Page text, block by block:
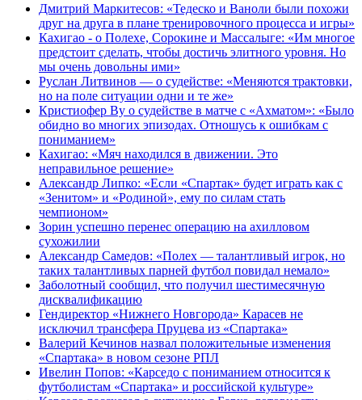
Дмитрий Маркитесов: «Тедеско и Ваноли были похожи
друг на друга в плане тренировочного процесса и игры»
Кахигао - о Полехе, Сорокине и Массалыге: «Им многое
предстоит сделать, чтобы достичь элитного уровня. Но
мы очень довольны ими»
Руслан Литвинов — о судействе: «Меняются трактовки,
но на поле ситуации одни и те же»
Кристиофер Ву о судействе в матче с «Ахматом»: «Было
обидно во многих эпизодах. Отношусь к ошибкам с
пониманием»
Кахигао: «Мяч находился в движении. Это
неправильное решение»
Александр Липко: «Если «Спартак» будет играть как с
«Зенитом» и «Родиной», ему по силам стать
чемпионом»
Зорин успешно перенес операцию на ахилловом
сухожилии
Александр Самедов: «Полех — талантливый игрок, но
таких талантливых парней футбол повидал немало»
Заболотный сообщил, что получил шестимесячную
дисквалификацию
Гендиректор «Нижнего Новгорода» Карасев не
исключил трансфера Пруцева из «Спартака»
Валерий Кечинов назвал положительные изменения
«Спартака» в новом сезоне РПЛ
Ивелин Попов: «Карседо с пониманием относится к
футболистам «Спартака» и российской культуре»